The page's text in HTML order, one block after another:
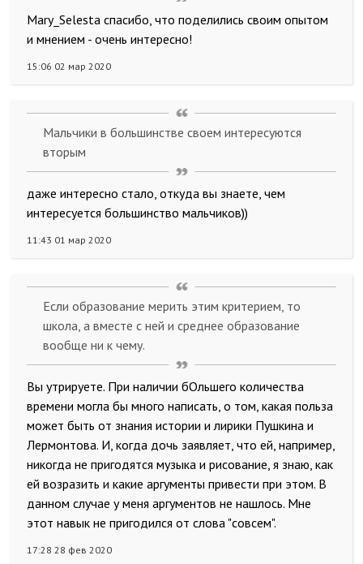
Mary_Selesta спасибо, что поделились своим опытом
и мнением - очень интересно!
15:06 02 мар 2020
Мальчики в большинстве своем интересуются
вторым
даже интересно стало, откуда вы знаете, чем
интересуется большинство мальчиков))
11:43 01 мар 2020
Если образование мерить этим критерием, то
школа, а вместе с ней и среднее образование
вообще ни к чему.
Вы утрируете. При наличии бОльшего количества
времени могла бы много написать, о том, какая польза
может быть от знания истории и лирики Пушкина и
Лермонтова. И, когда дочь заявляет, что ей, например,
никогда не пригодятся музыка и рисование, я знаю, как
ей возразить и какие аргументы привести при этом. В
данном случае у меня аргументов не нашлось. Мне
этот навык не пригодился от слова "совсем".
17:28 28 фев 2020